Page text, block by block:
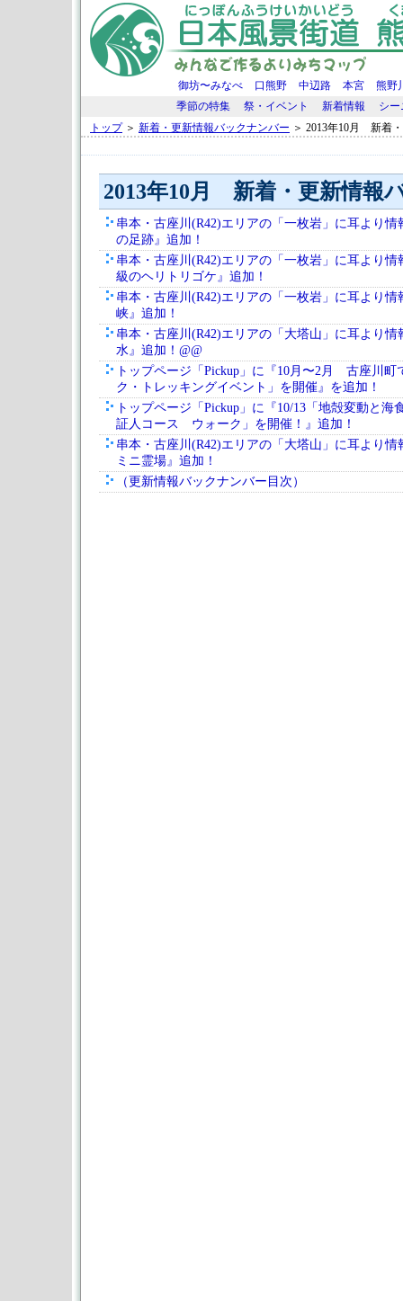
御坊〜みなべ 口熊野 中辺路 本宮
熊野
季節の特集
祭・イベント 新着情報
シ
トップ＞ 新着・更新情報バックナンバー ＞ 2013年10月 新着
2013年10月 新着・更新情報
串本・古座川(R42)エリアの「一枚岩」に耳より情
の足跡』追加！
串本・古座川(R42)エリアの「一枚岩」に耳より情
級のヘリトリゴケ』追加！
串本・古座川(R42)エリアの「一枚岩」に耳より情
峡』追加！
串本・古座川(R42)エリアの「大塔山」に耳より情
水』追加！@@
トップページ「Pickup」に『10月〜2月 古座川町
ク・トレッキングイベント」を開催』を追加！
トップページ「Pickup」に『10/13「地殻変動と海
証人コース ウォーク」を開催！』追加！
串本・古座川(R42)エリアの「大塔山」に耳より情
ミニ霊場』追加！
（更新情報バックナンバー目次）